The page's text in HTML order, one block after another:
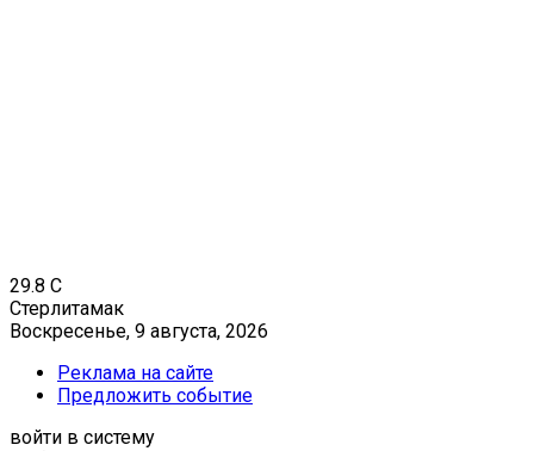
29.8 C
Стерлитамак
Воскресенье, 9 августа, 2026
Реклама на сайте
Предложить событие
войти в систему